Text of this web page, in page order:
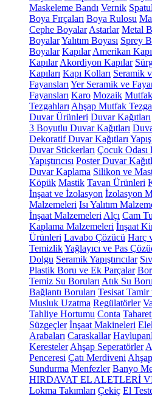
Maskeleme Bandı Vernik
Boya Fırçaları Boya Rulosu
Cephe Boyalar Astarlar Metal
BoyalarYalıtım Boyası Sprey
Boyalar Kapılar Amerikan
Kapılar Akordiyon Kapılar
Kapıları Kapı Kolları Seramik
Fayansları Yer Seramik ve
Fayansları Karo Mozaik
Tezgahları Ahşap Mutfak
Duvar Ürünleri Duvar Kağıtları
3 Boyutlu Duvar Kağıtları
Dekoratif Duvar Kağıtları
Duvar Stickerları Çocuk Odası
Yapıştırıcısı Poster Duvar
Duvar Kaplama Silikon ve
Köpük Mastik Tavan Ürünleri
İnşaat ve İzolasyon İzolasyon
Malzemeleri Isı Yalıtım
İnşaat Malzemeleri Alçı Cam
Kaplama Malzemeleri İnşaat
Ürünleri Lavabo Çözücü Harç
TemizlikYağlayıcı ve Pas
Dolgu Seramik Yapıştırıcılar
Plastik Boru ve Ek Parçalar
Temiz Su Boruları Atık Su
Bağlantı Boruları Tesisat Tamir
Musluk Uzatma Regülatörler
Tahliye Hortumu Conta
Süzgeçler İnşaat Makineleri
Arabaları Caraskallar
Keresteler Ahşap Seperatörler
Penceresi Çatı Merdiveni
Sundurma Menfezler Banyo
HIRDAVAT EL ALETLERİ
Lokma Takımları Çekiç El